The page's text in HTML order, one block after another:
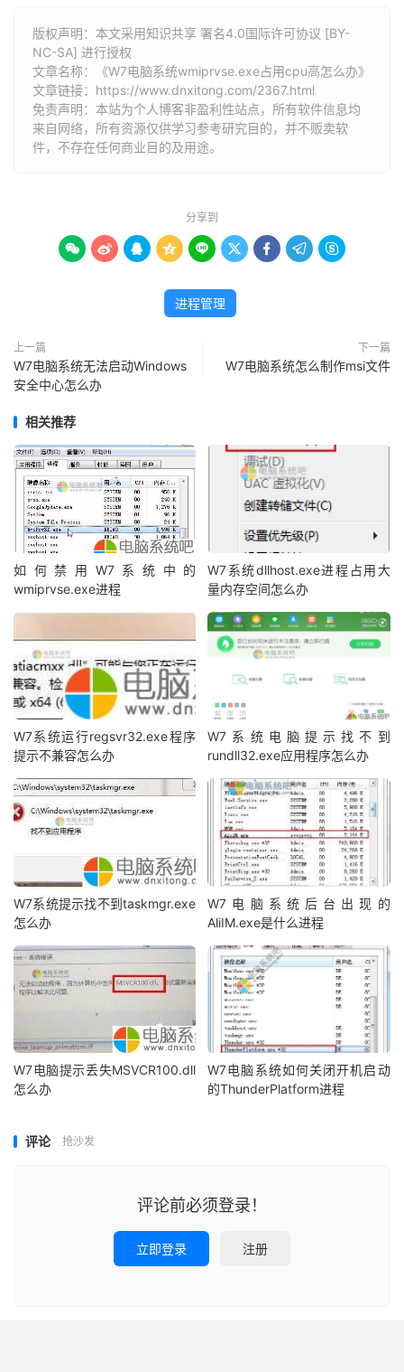
版权声明：本文采用知识共享 署名4.0国际许可协议 [BY-
NC-SA] 进行授权
文章名称：《W7电脑系统wmiprvse.exe占用cpu高怎么办》
文章链接： https://www.dnxitong.com/2367.html
免责声明：本站为个人博客非盈利性站点，所有软件信息均
来自网络，所有资源仅供学习参考研究目的，并不贩卖软
件，不存在任何商业目的及用途。
分享到
        
进程管理
上一篇
W7电脑系统无法启动Windows
安全中心怎么办
下一篇
W7电脑系统怎么制作msi文件
相关推荐
如何禁用W7系统中的
wmiprvse.exe进程
W7系统dllhost.exe进程占用大
量内存空间怎么办
W7系统运行regsvr32.exe程序
提示不兼容怎么办
W7系统电脑提示找不到
rundll32.exe应用程序怎么办
W7系统提示找不到taskmgr.exe
怎么办
W7电脑系统后台出现的
AliIM.exe是什么进程
W7电脑提示丢失MSVCR100.dll
怎么办
W7电脑系统如何关闭开机启动
的ThunderPlatform进程
评论 抢沙发
评论前必须登录！
立即登录 注册